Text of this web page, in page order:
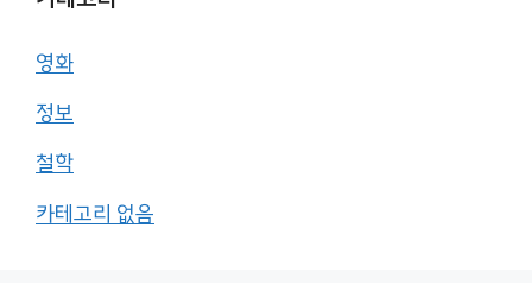
영화
정보
철학
카테고리 없음